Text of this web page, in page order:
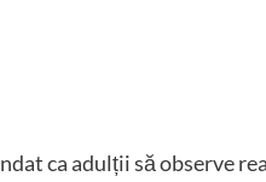
ca adulții să observe